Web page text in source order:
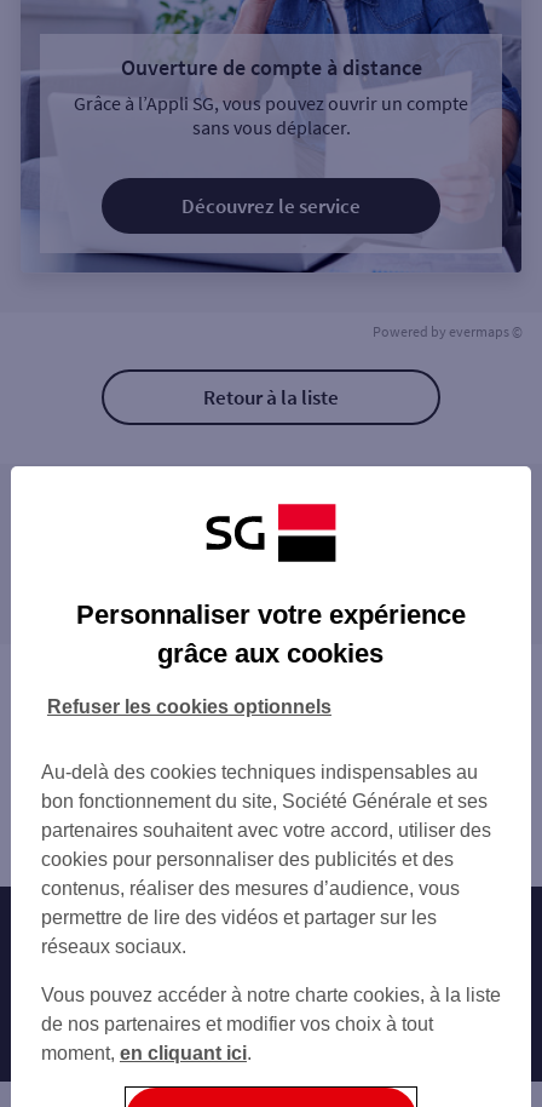
Ouverture de compte à distance
Grâce à l’Appli SG, vous pouvez ouvrir un compte
sans vous déplacer.
Découvrez le service
Powered by evermaps ©
Retour à la liste
Les distributeurs/automates à proximité
CHALON S/S REPUBLIQUE
GARE SNCF CHALON SUR SAONE
ST MARCEL 30 RTE DE DOLE
CHATENOY LE ROYAL 38 AV CONDORCET
CHAGNY 2 RUE DU BOURG
TOTAL SERVOTTE
TOTAL BEAUNE TAILLY
proximité
Vous êtes ici : Accueil
Trouver une agence bancaire
Saône-et-Loire
Chalon sur Saône
Distributeur/automate CHALON SUR SAONE 22 PL DE
BEAUNE
Nos engagements Nous contacter
Autres sites SG
Professionnels
Entreprises
Personnaliser votre expérience
grâce aux cookies
Au-delà des cookies techniques indispensables au
bon fonctionnement du site, Société Générale et ses
partenaires souhaitent avec votre accord, utiliser des
cookies pour personnaliser des publicités et des
contenus, réaliser des mesures d’audience, vous
permettre de lire des vidéos et partager sur les
réseaux sociaux.
Vous pouvez accéder à notre charte cookies, à la liste
de nos partenaires et modifier vos choix à tout
moment, en cliquant ici.
Refuser les cookies optionnels